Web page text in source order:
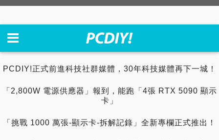
PCDIY!正式前進科技社群媒體，30年科技媒體再下一城！
「2,800W 電源供應器」報到，能跑「4張 RTX 5090 顯示
卡」
「挑戰 1000 萬張-顯示卡-拆解記錄」全新專欄正式推出！